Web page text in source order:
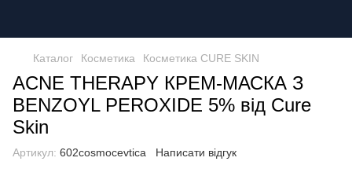
Каталог Косметика Косметика CURE SKIN
ACNE THERAPY КРЕМ-МАСКА З
BENZOYL PEROXIDE 5% від Cure
Skin
Артикул: 602cosmocevtica Написати відгук